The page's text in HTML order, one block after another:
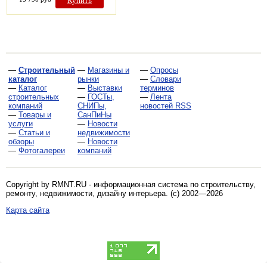
— Строительный
каталог
— Каталог
строительных
компаний
— Товары и
услуги
— Статьи и
обзоры
— Фотогалереи
— Магазины и
рынки
— Выставки
— ГОСТы,
СНИПы,
СанПиНы
— Новости
недвижимости
— Новости
компаний
— Опросы
— Словари
терминов
— Лента
новостей RSS
Copyright by RMNT.RU - информационная система по строительству,
ремонту, недвижимости, дизайну интерьера. (c) 2002—2026
Карта сайта